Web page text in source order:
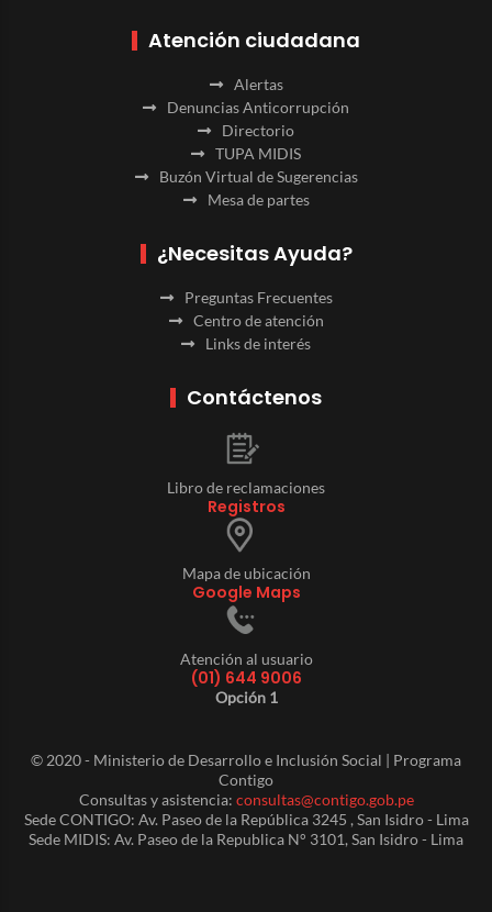
Atención ciudadana
Alertas
Denuncias Anticorrupción
Directorio
TUPA MIDIS
Buzón Virtual de Sugerencias
Mesa de partes
¿Necesitas Ayuda?
Preguntas Frecuentes
Centro de atención
Links de interés
Contáctenos
Libro de reclamaciones
Registros
Mapa de ubicación
Google Maps
Atención al usuario
(01) 644 9006
Opción 1
© 2020 - Ministerio de Desarrollo e Inclusión Social | Programa
Contigo
Consultas y asistencia: consultas@contigo.gob.pe
Sede CONTIGO: Av. Paseo de la República 3245 , San Isidro - Lima
Sede MIDIS: Av. Paseo de la Republica N° 3101, San Isidro - Lima